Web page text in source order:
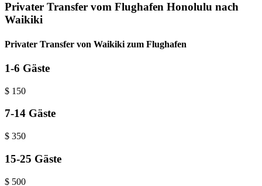
Privater Transfer vom Flughafen Honolulu nach
Waikiki
Privater Transfer von Waikiki zum Flughafen
1-6 Gäste
$ 150
7-14 Gäste
$ 350
15-25 Gäste
$ 500